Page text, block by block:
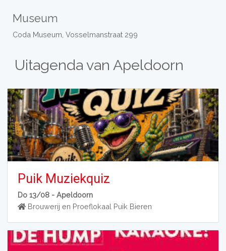
Museum
Coda Museum, Vosselmanstraat 299
Uitagenda van Apeldoorn
Puik Muziekquiz
Do 13/08 -Apeldoorn
Brouwerij en Proeflokaal Puik Bieren